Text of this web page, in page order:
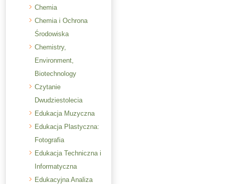
Chemia
Chemia i Ochrona
Środowiska
Chemistry,
Environment,
Biotechnology
Czytanie
Dwudziestolecia
Edukacja Muzyczna
Edukacja Plastyczna:
Fotografia
Edukacja Techniczna i
Informatyczna
Edukacyjna Analiza